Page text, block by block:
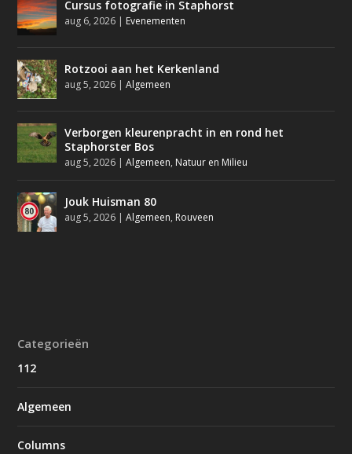
Cursus fotografie in Staphorst
aug 6, 2026 | Evenementen
Rotzooi aan het Kerkenland
aug 5, 2026 |Algemeen
Verborgen kleurenpracht in en rond het
Staphorster Bos
aug 5, 2026 |Algemeen, Natuur en Milieu
Jouk Huisman 80
aug 5, 2026 |Algemeen, Rouveen
Categorieën
112
Algemeen
Columns